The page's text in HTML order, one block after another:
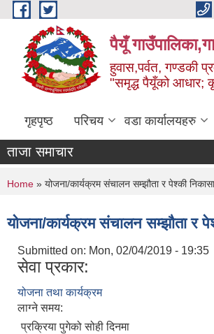
Skip to main content
पैयूँ
हुवास,पर्वत, गण्डकी
"समृद्ध पैयूँको आधार;
गृहपृष्ठ परिचय वडा कार्यालयहरु
ताजा समाचार
You are here
Home » योजना/कार्यक्रम संचालन सम्झौता र पेश्की निकासा
योजना/कार्यक्रम संचालन सम्झौता र
Submitted on: Mon, 02/04/2019 - 19:35
सेवा प्रकार:
योजना तथा कार्यक्रम
लाग्ने समय:
प्रक्रिया पुगेको सोही दिनमा